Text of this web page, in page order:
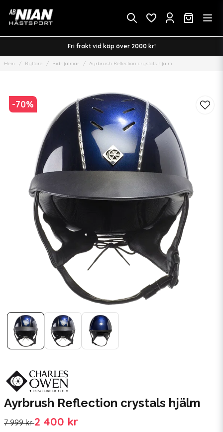
Fri frakt vid köp över 2000 kr!
Hem Ryttare Ridhjälmar Ayrbrush Reflection crystals hjälm
-70%
Ayrbrush Reflection crystals hjälm
7 999 kr2 400 kr